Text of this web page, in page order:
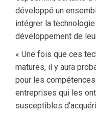
développé un
intégrer la
développement de
« Une fois que ces
matures, il y aura
pour les
entreprises qui les
susceptibles